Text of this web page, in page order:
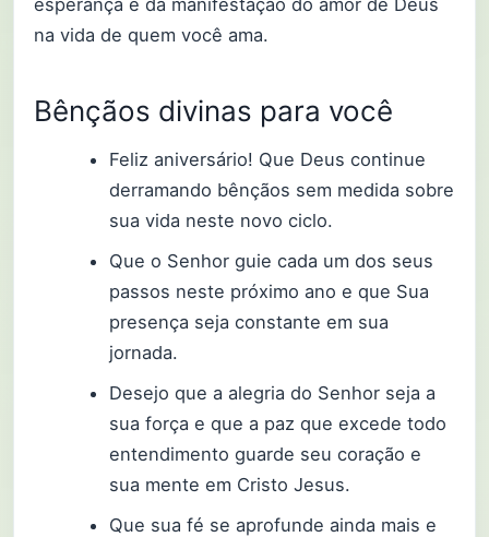
na vida de quem você ama.
Bênçãos divinas para você
Feliz aniversário! Que Deus continue
derramando bênçãos sem medida sobre
sua vida neste novo ciclo.
Que o Senhor guie cada um dos seus
passos neste próximo ano e que Sua
presença seja constante em sua
jornada.
Desejo que a alegria do Senhor seja a
sua força e que a paz que excede todo
entendimento guarde seu coração e
sua mente em Cristo Jesus.
Que sua fé se aprofunde ainda mais e